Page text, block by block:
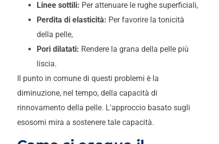
Linee sottili: Per attenuare le rughe superficiali,
Perdita di elasticità: Per favorire la tonicità
della pelle,
Pori dilatati: Rendere la grana della pelle più
liscia.
Il punto in comune di questi problemi è la
diminuzione, nel tempo, della capacità di
rinnovamento della pelle. L'approccio basato sugli
esosomi mira a sostenere tale capacità.